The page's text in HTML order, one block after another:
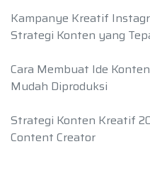
Kampanye Kreatif
Strategi Konten yang
Cara Membuat Ide
Mudah Diproduksi
Strategi Konten Kreatif
Content Creator